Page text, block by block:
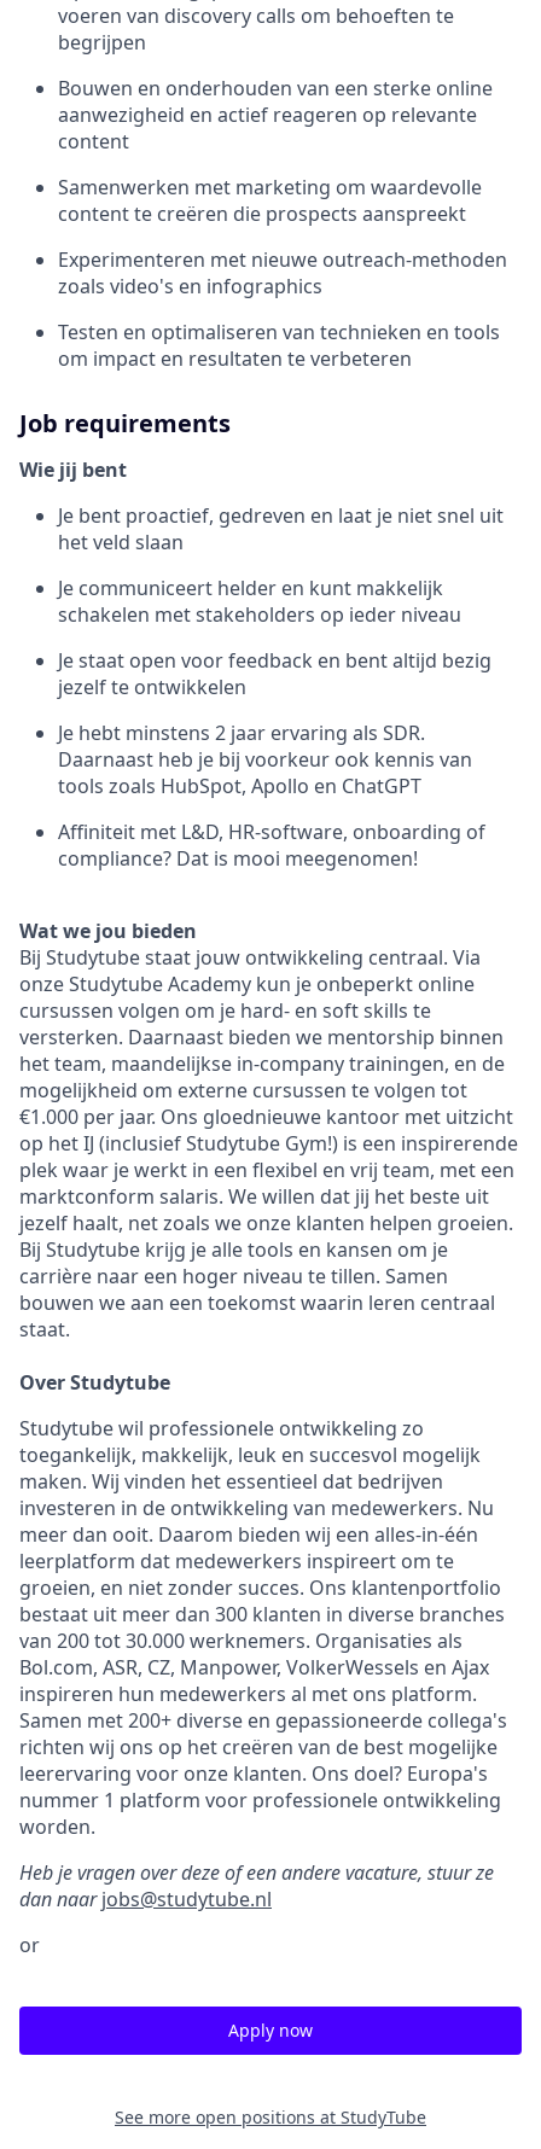
voeren van discovery calls om behoeften te
begrijpen
Bouwen en onderhouden van een sterke online
aanwezigheid en actief reageren op relevante
content
Samenwerken met marketing om waardevolle
content te creëren die prospects aanspreekt
Experimenteren met nieuwe outreach-methoden
zoals video's en infographics
Testen en optimaliseren van technieken en tools
om impact en resultaten te verbeteren
Job requirements
Wie jij bent
Je bent proactief, gedreven en laat je niet snel uit
het veld slaan
Je communiceert helder en kunt makkelijk
schakelen met stakeholders op ieder niveau
Je staat open voor feedback en bent altijd bezig
jezelf te ontwikkelen
Je hebt minstens 2 jaar ervaring als SDR.
Daarnaast heb je bij voorkeur ook kennis van
tools zoals HubSpot, Apollo en ChatGPT
Affiniteit met L&D, HR-software, onboarding of
compliance? Dat is mooi meegenomen!
Wat we jou bieden
Bij Studytube staat jouw ontwikkeling centraal. Via
onze Studytube Academy kun je onbeperkt online
cursussen volgen om je hard- en soft skills te
versterken. Daarnaast bieden we mentorship binnen
het team, maandelijkse in-company trainingen, en de
mogelijkheid om externe cursussen te volgen tot
€1.000 per jaar. Ons gloednieuwe kantoor met uitzicht
op het IJ (inclusief Studytube Gym!) is een inspirerende
plek waar je werkt in een flexibel en vrij team, met een
marktconform salaris. We willen dat jij het beste uit
jezelf haalt, net zoals we onze klanten helpen groeien.
Bij Studytube krijg je alle tools en kansen om je
carrière naar een hoger niveau te tillen. Samen
bouwen we aan een toekomst waarin leren centraal
staat.
Over Studytube
Studytube wil professionele ontwikkeling zo
toegankelijk, makkelijk, leuk en succesvol mogelijk
maken. Wij vinden het essentieel dat bedrijven
investeren in de ontwikkeling van medewerkers. Nu
meer dan ooit. Daarom bieden wij een alles-in-één
leerplatform dat medewerkers inspireert om te
groeien, en niet zonder succes. Ons klantenportfolio
bestaat uit meer dan 300 klanten in diverse branches
van 200 tot 30.000 werknemers. Organisaties als
Bol.com, ASR, CZ, Manpower, VolkerWessels en Ajax
inspireren hun medewerkers al met ons platform.
Samen met 200+ diverse en gepassioneerde collega's
richten wij ons op het creëren van de best mogelijke
leerervaring voor onze klanten. Ons doel? Europa's
nummer 1 platform voor professionele ontwikkeling
worden.
Heb je vragen over deze of een andere vacature, stuur ze
dan naarjobs@studytube.nl
or
Apply now
See more open positions at StudyTube